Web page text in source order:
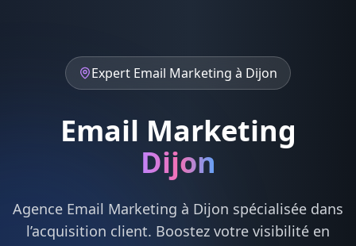
Expert Email Marketing à Dijon
Email Marketing
Dijon
Agence Email Marketing à Dijon spécialisée dans
l’acquisition client. Boostez votre visibilité en